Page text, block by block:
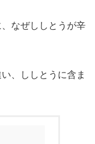
なぜししとうが辛
、ししとうに含ま